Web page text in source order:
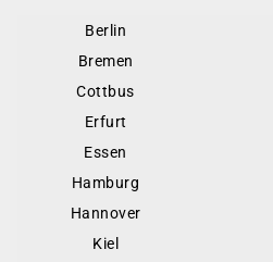
Berlin
Bremen
Cottbus
Erfurt
Essen
Hamburg
Hannover
Kiel